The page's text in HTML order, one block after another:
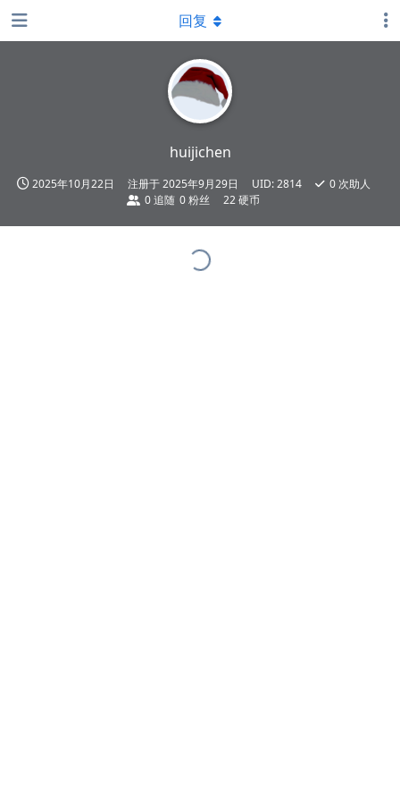
huijichen
2025年10月22日 注册于2025年9月29日 UID:2814 0次助人
0追随 0粉丝 22 硬币
回复